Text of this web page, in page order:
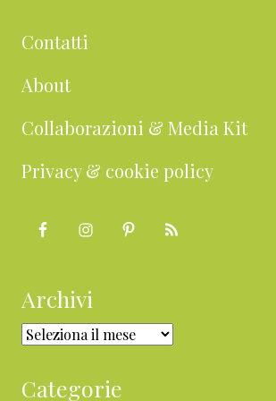
Contatti
About
Collaborazioni & Media Kit
Privacy & cookie policy
Archivi
Archivi
Categorie